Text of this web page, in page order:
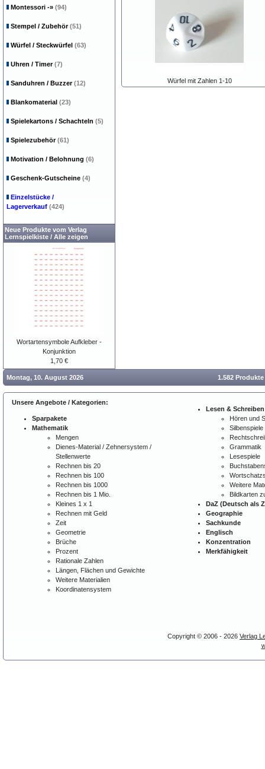
Würfel mit Zahlen 1-10
Montessori -» (94)
Stempel / Zubehör(51)
Würfel / Steckwürfel (63)
Uhren / Timer(7)
Sanduhren / Buzzer(12)
Blankomaterial (23)
Spielekartons / Schachteln (5)
Spielezubehör(61)
Motivation / Belohnung (6)
Geschenk-Gutscheine (4)
Einzelstücke /
Lagerverkauf (424)
Neue Produkte vom Verlag
Lernspielkiste / Alle zeigen
Wortartensymbole Aufkleber -
Konjunktion
1,70 €
Montag, 10. August 2026 1.582
Unsere Angebote / Kategorien:
Sparpakete
Mathematik
Mengen
Dienes-Material / Zehnersystem /
Stellenwerte
Rechnen bis 20
Rechnen bis 100
Rechnen bis 1000
Rechnen bis 1 Mio.
Kleines 1 x 1
Rechnen mit Geld
Zeit
Geometrie
Brüche
Prozent
Rationale Zahlen
Längen, Flächen und Gewichte
Weitere Materialien
Koordinatensystem
Lesen & Schreiben
Hören und
Silbenspiele
Grammatik
Lesespiele
Weitere
Bildkarten
DaZ (Deutsch als
Geographie
Sachkunde
Englisch
Konzentration
Merkfähigkeit
Copyright © 2006 - 2026 Verlag